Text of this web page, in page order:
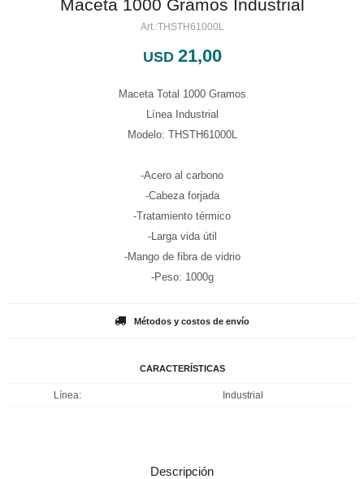
Maceta 1000 Gramos Industrial
THSTH61000L
USD 21,00
Maceta Total 1000 Gramos
Línea Industrial
Modelo: THSTH61000L
-Acero al carbono
-Cabeza forjada
-Tratamiento térmico
-Larga vida útil
-Mango de fibra de vidrio
-Peso: 1000g
Métodos y costos de envío
CARACTERÍSTICAS
Línea Industrial
Descripción